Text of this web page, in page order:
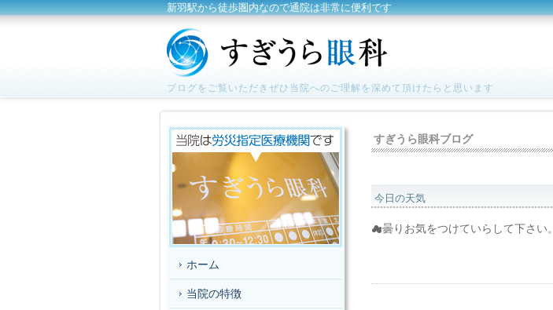
新羽駅から徒歩圏内なので通院は非常に便利です
ブログをご覧いただきぜひ当院へのご理解を深めて頂けたらと思います
すぎうら眼科ブログ
今日の天気
☁曇りお気をつけていらして下さい。
ホーム
当院の特徴